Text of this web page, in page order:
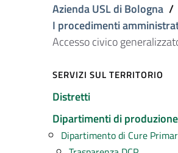
Azienda USL di Bologna /
I procedimenti
Accesso civico
SERVIZI SUL TERRITORIO
Distretti
Dipartimenti di produzione
Dipartimento di Cure